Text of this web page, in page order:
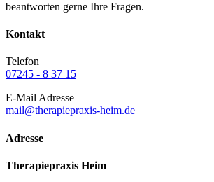
beantworten gerne Ihre Fragen.
Kontakt
Telefon
07245 - 8 37 15
E-Mail Adresse
mail@therapiepraxis-heim.de
Adresse
Therapiepraxis Heim